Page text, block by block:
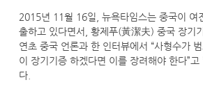
2015년 11월 16일, 뉴욕타임스는 중국이 여
출하고 있다면서, 황제푸(黃潔夫) 중국 장기
연초 중국 언론과 한 인터뷰에서 “사형수가
이 장기기증 하겠다면 이를 장려해야 한다”
다.